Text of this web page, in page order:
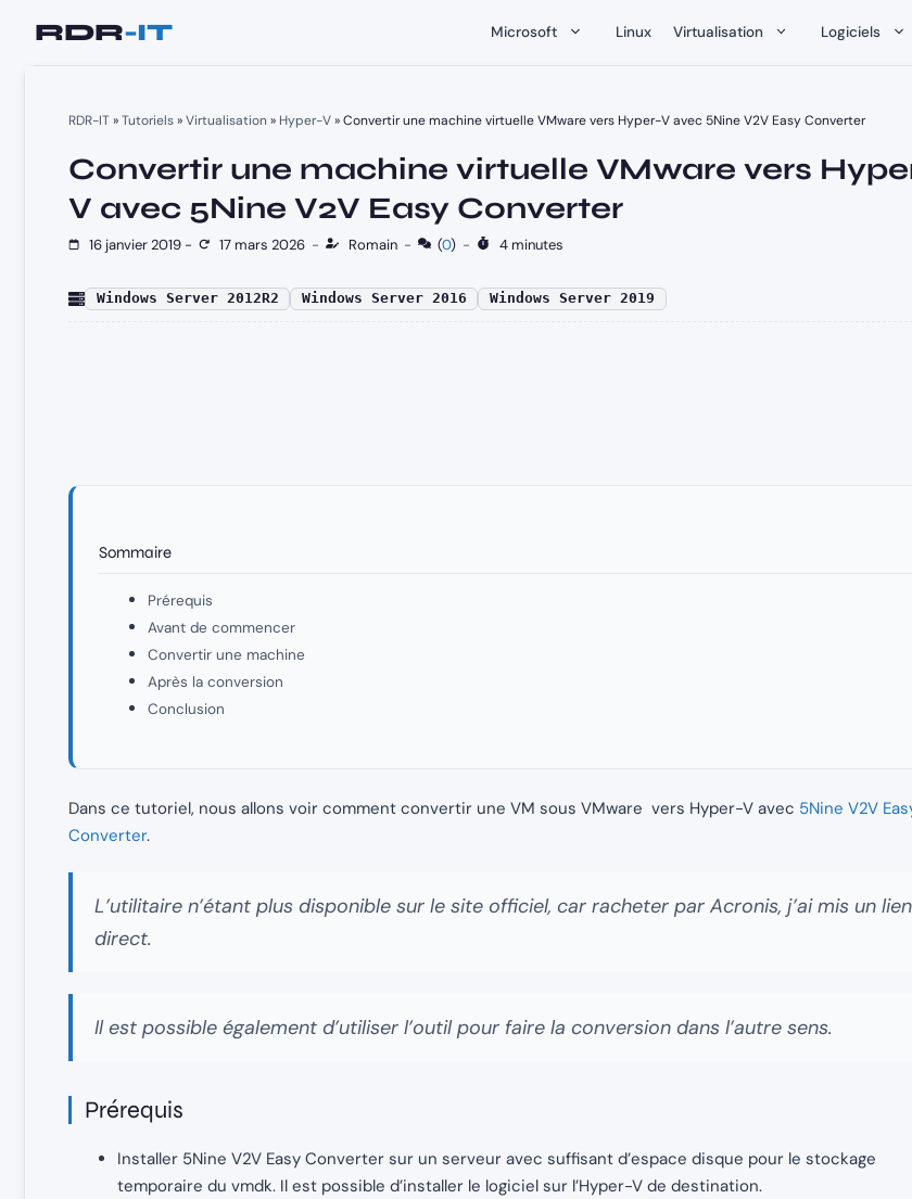
Microsoft Linux Virtualisation Logiciels
RDR-IT»Tutoriels»Virtualisation» Hyper-V»Convertir une machine virtuelle VMware vers Hyper-V avec 5Nine V2V Easy Converter
Convertir une machine virtuelle VMware vers
V avec 5Nine V2V Easy Converter
16 janvier 2019 - 17 mars 2026 - Romain - (0) - 4 minutes
Windows Server 2012R2 Windows Server 2016 Windows Server 2019
Sommaire
Prérequis
Avant de commencer
Convertir une machine
Après la conversion
Conclusion
Dans ce tutoriel, nous allons voir comment convertir une VM sous VMware vers Hyper-V avec 5Nine V2V
Converter.
L’utilitaire n’étant plus disponible sur le site officiel, car racheter par Acronis, j’ai mis un lien
direct.
Il est possible également d’utiliser l’outil pour faire la conversion dans l’autre sens.
Prérequis
Installer 5Nine V2V Easy Converter sur un serveur avec suffisant d’espace disque pour le stockage
temporaire du vmdk. Il est possible d’installer le logiciel sur l’Hyper-V de destination.